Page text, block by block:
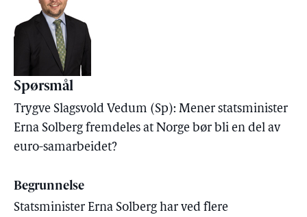
Spørsmål
Trygve Slagsvold Vedum (Sp): Mener statsminister
Erna Solberg fremdeles at Norge bør bli en del av
euro-samarbeidet?
Begrunnelse
Statsminister Erna Solberg har ved flere